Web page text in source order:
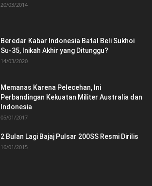
20/03/2014
Beredar Kabar Indonesia Batal Beli Sukhoi
Su-35, Inikah Akhir yang Ditunggu?
14/03/2020
Memanas Karena Pelecehan, Ini
Perbandingan Kekuatan Militer Australia dan
Indonesia
05/01/2017
2 Bulan Lagi Bajaj Pulsar 200SS Resmi Dirilis
16/01/2015